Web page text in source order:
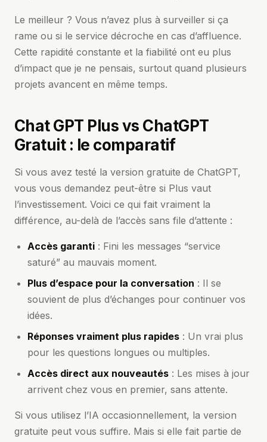
Le meilleur ? Vous n’avez plus à surveiller si ça
rame ou si le service décroche en cas d’affluence.
Cette rapidité constante et la fiabilité ont eu plus
d’impact que je ne pensais, surtout quand plusieurs
projets avancent en même temps.
Chat GPT Plus vs ChatGPT
Gratuit : le comparatif
Si vous avez testé la version gratuite de ChatGPT,
vous vous demandez peut-être si Plus vaut
l’investissement. Voici ce qui fait vraiment la
différence, au-delà de l’accès sans file d’attente :
Accès garanti : Fini les messages “service
saturé” au mauvais moment.
Plus d’espace pour la conversation : Il se
souvient de plus d’échanges pour continuer vos
idées.
Réponses vraiment plus rapides : Un vrai plus
pour les questions longues ou multiples.
Accès direct aux nouveautés : Les mises à jour
arrivent chez vous en premier, sans attente.
Si vous utilisez l’IA occasionnellement, la version
gratuite peut vous suffire. Mais si elle fait partie de